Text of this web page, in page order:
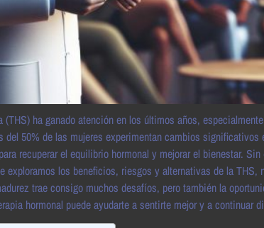
ha ganado atención en los últimos años,
del 50% de las mujeres experimentan cambios
recuperar el equilibrio hormonal y mejorar el bienestar.
exploramos los beneficios, riesgos y alternativas de la
trae consigo muchos desafíos, pero también la
hormonal puede ayudarte a sentirte mejor y a continuar